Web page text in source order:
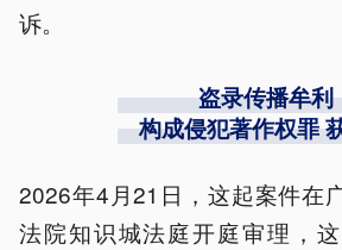
诉。
盗录传播牟利
构成侵犯著作权罪
2026年4月21日，这起案件在
法院知识城法庭开庭审理，